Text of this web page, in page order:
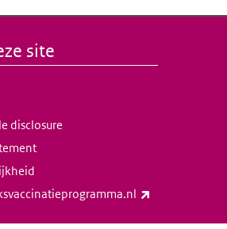
site
disclosure